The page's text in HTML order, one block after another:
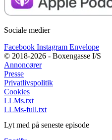
Sociale medier
Facebook Instagram Envelope
© 2018-2026 - Boxengasse I/S
Annoncører
Presse
Privatlivspolitik
Cookies
LLMs.txt
LLMs-full.txt
Lyt med på seneste episode